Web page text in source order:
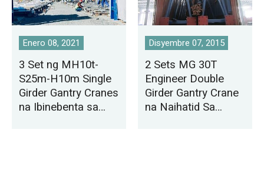
Enero 08, 2021
3 Set ng MH10t-
S25m-H10m Single
Girder Gantry Cranes
na Ibinebenta sa
Disyembre 07, 2015
2 Sets MG 30T
Engineer Double
Girder Gantry Crane
na Naihatid Sa